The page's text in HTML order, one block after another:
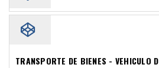
TRANSPORTE DE BIENES - VEHICULO